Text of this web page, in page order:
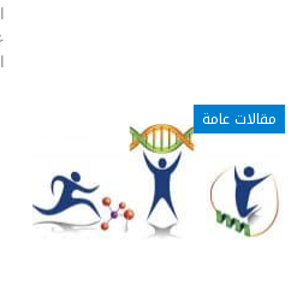
مقالات عامة